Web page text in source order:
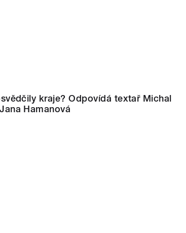
kraje? Odpovídá textař Michal
Hamanová